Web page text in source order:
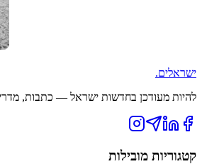
ישראלים.
להיות מעודכן בחדשות ישראל — כתבות,
קטגוריות מובילות